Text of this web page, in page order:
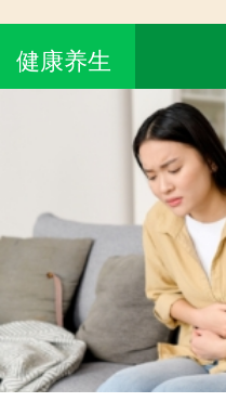
健康养生